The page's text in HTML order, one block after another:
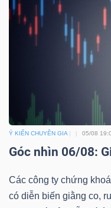
Ý KIẾN CHUYÊN GIA 05/08
Góc nhìn 06/08:
Các công ty chứng
có diễn biến giằng co,
(-)
Tất cả Cổ phiếu
Tất cả Người nội
Tin
tức
(-)